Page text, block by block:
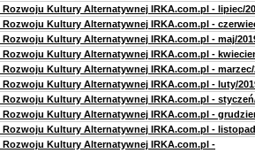
Kultury Alternatywnej IRKA.com.pl - lipiec/
Kultury Alternatywnej IRKA.com.pl -
Kultury Alternatywnej IRKA.com.pl - maj/
Kultury Alternatywnej IRKA.com.pl -
Kultury Alternatywnej IRKA.com.pl - marzec/
Kultury Alternatywnej IRKA.com.pl - luty/
Kultury Alternatywnej IRKA.com.pl -
Kultury Alternatywnej IRKA.com.pl -
Kultury Alternatywnej IRKA.com.pl -
Kultury Alternatywnej IRKA.com.pl -